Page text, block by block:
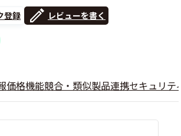
登録 レビューを書く
価格機能競合・類似製品連携セキュリテ